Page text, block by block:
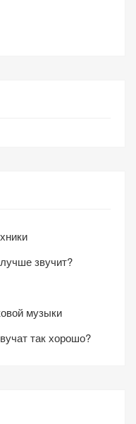
звучит?
музыки
так хорошо?